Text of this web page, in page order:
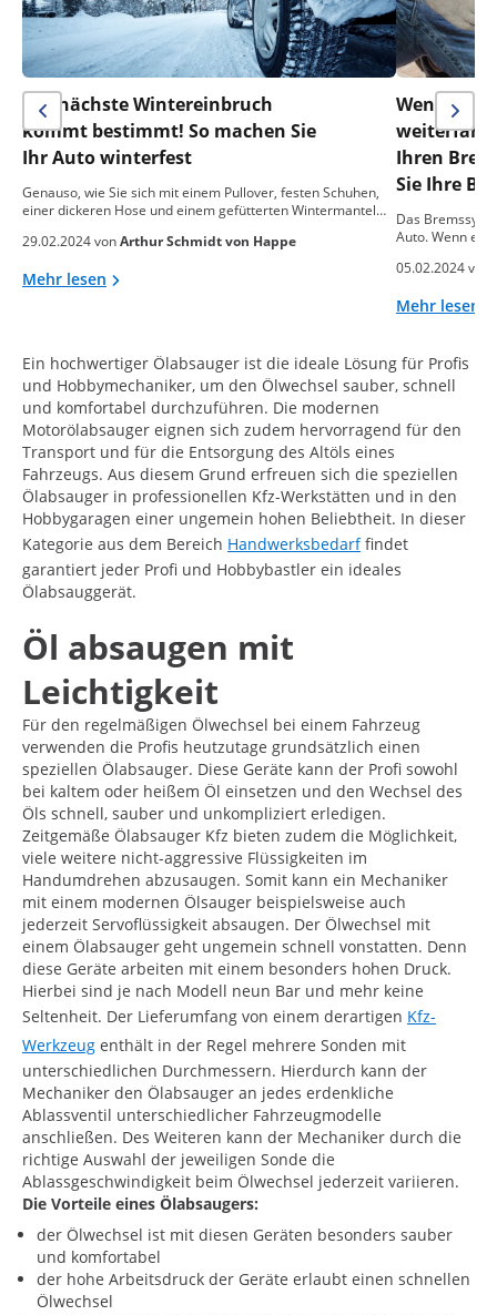
Der nächste Wintereinbruch
kommt bestimmt! So machen Sie
Ihr Auto winterfest
Genauso, wie Sie sich mit einem Pullover, festen Schuhen,
einer dickeren Hose und einem gefütterten Wintermantel…
29.02.2024 vonArthur Schmidt von Happe
Mehr lesen
Wenn alle
Ihren
Sie Ihre
Das
Auto. Wenn es
05.02.2024 von
Mehr lesen
Ein hochwertiger Ölabsauger ist die ideale Lösung für Profis
und Hobbymechaniker, um den Ölwechsel sauber, schnell
und komfortabel durchzuführen. Die modernen
Motorölabsauger eignen sich zudem hervorragend für den
Transport und für die Entsorgung des Altöls eines
Fahrzeugs. Aus diesem Grund erfreuen sich die speziellen
Ölabsauger in professionellen Kfz-Werkstätten und in den
Hobbygaragen einer ungemein hohen Beliebtheit. In dieser
Kategorie aus dem Bereich Handwerksbedarffindet
garantiert jeder Profi und Hobbybastler ein ideales
Ölabsauggerät.
Öl absaugen mit
Leichtigkeit
Für den regelmäßigen Ölwechsel bei einem Fahrzeug
verwenden die Profis heutzutage grundsätzlich einen
speziellen Ölabsauger. Diese Geräte kann der Profi sowohl
bei kaltem oder heißem Öl einsetzen und den Wechsel des
Öls schnell, sauber und unkompliziert erledigen.
Zeitgemäße Ölabsauger Kfz bieten zudem die Möglichkeit,
viele weitere nicht-aggressive Flüssigkeiten im
Handumdrehen abzusaugen. Somit kann ein Mechaniker
mit einem modernen Ölsauger beispielsweise auch
jederzeit Servoflüssigkeit absaugen. Der Ölwechsel mit
einem Ölabsauger geht ungemein schnell vonstatten. Denn
diese Geräte arbeiten mit einem besonders hohen Druck.
Hierbei sind je nach Modell neun Bar und mehr keine
Seltenheit. Der Lieferumfang von einem derartigen Kfz-
Werkzeug enthält in der Regel mehrere Sonden mit
unterschiedlichen Durchmessern. Hierdurch kann der
Mechaniker den Ölabsauger an jedes erdenkliche
Ablassventil unterschiedlicher Fahrzeugmodelle
anschließen. Des Weiteren kann der Mechaniker durch die
richtige Auswahl der jeweiligen Sonde die
Ablassgeschwindigkeit beim Ölwechsel jederzeit variieren.
Die Vorteile eines Ölabsaugers:
der Ölwechsel ist mit diesen Geräten besonders sauber
und komfortabel
der hohe Arbeitsdruck der Geräte erlaubt einen schnellen
Ölwechsel